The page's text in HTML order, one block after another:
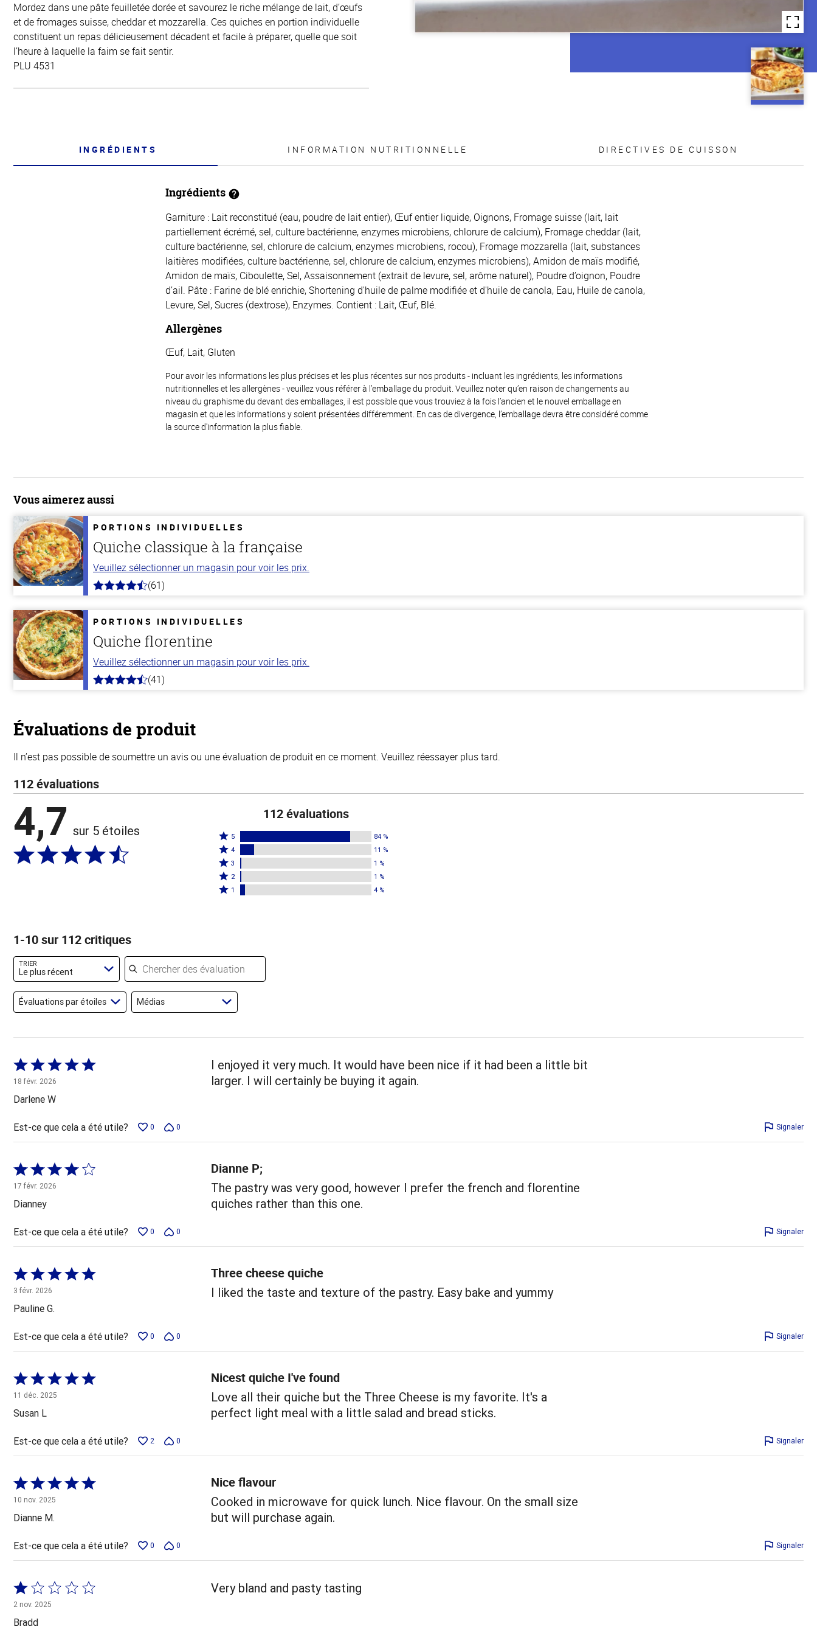
Mordez dans une pâte feuilletée dorée et savourez le riche mélange de lait, d’œufs
et de fromages suisse, cheddar et mozzarella. Ces quiches en portion individuelle
constituent un repas délicieusement décadent et facile à préparer, quelle que soit
l’heure à laquelle la faim se fait sentir.
PLU 4531
INGRÉDIENTS INFORMATION NUTRITIONNELLE DIRECTIVES DE CUISSON
Ingrédients
Garniture : Lait reconstitué (eau, poudre de lait entier), Œuf entier liquide, Oignons, Fromage suisse (lait, lait
partiellement écrémé, sel, culture bactérienne, enzymes microbiens, chlorure de calcium), Fromage cheddar (lait,
culture bactérienne, sel, chlorure de calcium, enzymes microbiens, rocou), Fromage mozzarella (lait, substances
laitières modifiées, culture bactérienne, sel, chlorure de calcium, enzymes microbiens), Amidon de maïs modifié,
Amidon de maïs, Ciboulette, Sel, Assaisonnement (extrait de levure, sel, arôme naturel), Poudre d’oignon, Poudre
d’ail. Pâte : Farine de blé enrichie, Shortening d'huile de palme modifiée et d'huile de canola, Eau, Huile de canola,
Levure, Sel, Sucres (dextrose), Enzymes. Contient : Lait, Œuf, Blé.
Allergènes
Œuf, Lait, Gluten
Pour avoir les informations les plus précises et les plus récentes sur nos produits - incluant les ingrédients, les informations
nutritionnelles et les allergènes - veuillez vous référer à l’emballage du produit. Veuillez noter qu’en raison de changements au
niveau du graphisme du devant des emballages, il est possible que vous trouviez à la fois l’ancien et le nouvel emballage en
magasin et que les informations y soient présentées différemment. En cas de divergence, l’emballage devra être considéré comme
la source d'information la plus fiable.
Vous aimerez aussi
PORTIONS INDIVIDUELLES
Quiche classique à la française
Veuillez sélectionner un magasin pour voir les prix.
4.7
5
stars
(61)
PORTIONS INDIVIDUELLES
Quiche florentine
Veuillez sélectionner un magasin pour voir les prix.
4.6
(41)
Évaluations de produit
Il n’est pas possible de soumettre un avis ou une évaluation de produit en ce moment. Veuillez réessayer plus tard.
112 évaluations
4,7 sur 5 étoiles
112 évaluations
Coté
5
étoiles
par
84 %
5 84 %
Coté
4
étoiles
par
4 11 %
Coté
3
étoiles
3 1 %
Coté
2
évaluateurs
2 1 %
Coté1 4 %
1-10 sur 112 critiques
TRIER
Le plus récent
Chercher des évaluations
Évaluations par étoiles Médias
Coté
5 sur
5
18 févr. 2026
Darlene W
I enjoyed it very much. It would have been nice if it had been a little bit
larger. I will certainly be buying it again.
Est-ce que cela a été utile? 0 0 Signaler
Coté
4 sur
5
17 févr. 2026
Dianney
Dianne P;
The pastry was very good, however I prefer the french and florentine
quiches rather than this one.
Est-ce que cela a été utile? 0 0 Signaler
Coté
5 sur
5
3 févr. 2026
Pauline G.
Three cheese quiche
I liked the taste and texture of the pastry. Easy bake and yummy
Est-ce que cela a été utile? 0 0 Signaler
Coté
5 sur
5
11 déc. 2025
Susan L
Nicest quiche I've found
Love all their quiche but the Three Cheese is my favorite. It's a
perfect light meal with a little salad and bread sticks.
Est-ce que cela a été utile? 2 0 Signaler
Coté
5 sur
5
10 nov. 2025
Dianne M.
Nice flavour
Cooked in microwave for quick lunch. Nice flavour. On the small size
but will purchase again.
Est-ce que cela a été utile? 0 0 Signaler
Coté
1 sur
5
2 nov. 2025
Bradd
Very bland and pasty tasting